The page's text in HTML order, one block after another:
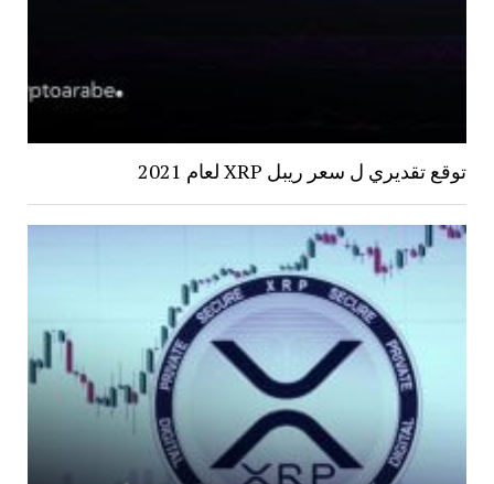
توقع تقديري ل سعر ريبل XRP لعام 2021